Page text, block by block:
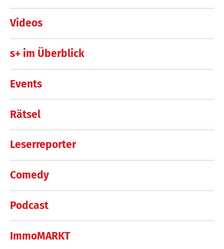
Videos
s+ im Überblick
Events
Rätsel
Leserreporter
Comedy
Podcast
ImmoMARKT